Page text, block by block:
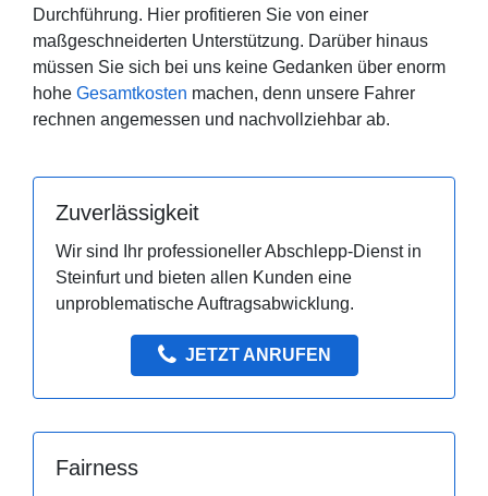
Durchführung. Hier profitieren Sie von einer
maßgeschneiderten Unterstützung. Darüber hinaus
müssen Sie sich bei uns keine Gedanken über enorm
hohe Gesamtkosten machen, denn unsere Fahrer
rechnen angemessen und nachvollziehbar ab.
Zuverlässigkeit
Wir sind Ihr professioneller Abschlepp-Dienst in
Steinfurt und bieten allen Kunden eine
unproblematische Auftragsabwicklung.
JETZT ANRUFEN
Fairness